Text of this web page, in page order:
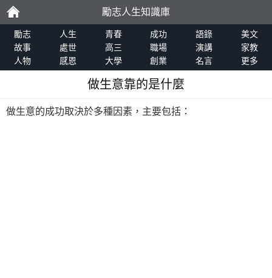
勵
志
勵志人生知識庫
勵志 人生 青春 成功 語錄
美文
故事
處世 高三 職場 演講
家教
人物
感恩 大學 創業 名言 更多
做生意靠的是什麼
做生意的成功取決於多種因素，主要包括：